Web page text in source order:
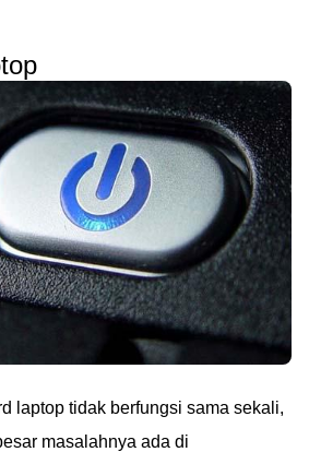
laptop tidak berfungsi sama sekali,
masalahnya ada di